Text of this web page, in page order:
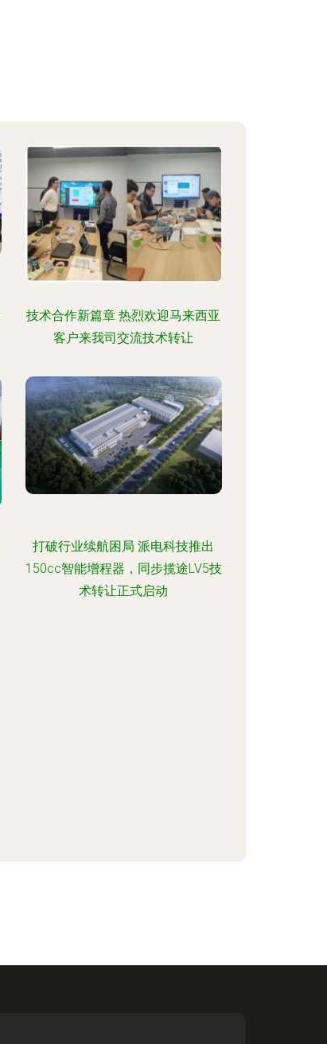
技术合作新篇章 热烈欢迎马来西亚
客户来我司交流技术转让
打破行业续航困局 派电科技推出
150cc智能增程器，同步揽途LV5技
术转让正式启动